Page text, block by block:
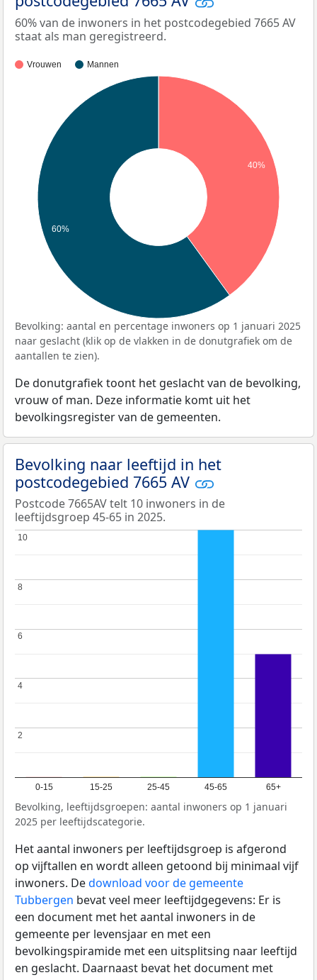
60% van de inwoners in het postcodegebied 7665 AV
staat als man geregistreerd.
Vrouwen Mannen
40%
60%
Bevolking: aantal en percentage inwoners op 1 januari 2025
naar geslacht (klik op de vlakken in de donutgrafiek om de
aantallen te zien).
De donutgrafiek toont het geslacht van de bevolking,
vrouw of man. Deze informatie komt uit het
bevolkingsregister van de gemeenten.
Bevolking naar leeftijd in het
postcodegebied 7665 AV
Postcode 7665AV telt 10 inwoners in de
leeftijdsgroep 45-65 in 2025.
0-15 15-25 25-45 45-65 65+
2
2
4
4
6
6
8
8
10
10
Bevolking, leeftijdsgroepen: aantal inwoners op 1 januari
2025 per leeftijdscategorie.
Het aantal inwoners per leeftijdsgroep is afgerond
op vijftallen en wordt alleen getoond bij minimaal vijf
inwoners. Dedownload voor de gemeente
Tubbergen bevat veel meer leeftijdgegevens: Er is
een document met het aantal inwoners in de
gemeente per levensjaar en met een
bevolkingspiramide met een uitsplitsing naar leeftijd
en geslacht. Daarnaast bevat het document met